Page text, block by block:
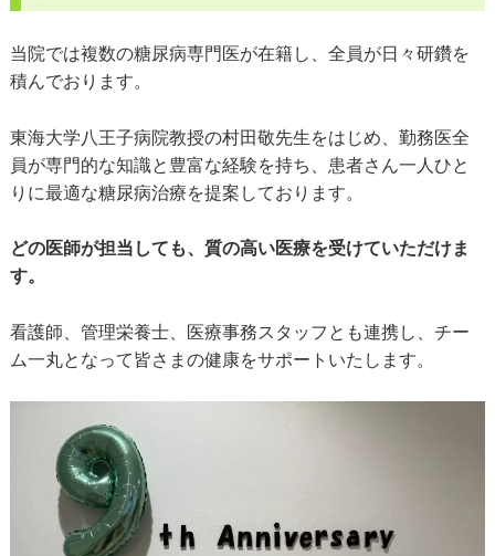
当院では複数の糖尿病専門医が在籍し、全員が日々研鑽を
積んでおります。
東海大学八王子病院教授の村田敬先生をはじめ、勤務医全
員が専門的な知識と豊富な経験を持ち、患者さん一人ひと
りに最適な糖尿病治療を提案しております。
どの医師が担当しても、質の高い医療を受けていただけま
す。
看護師、管理栄養士、医療事務スタッフとも連携し、チー
ム一丸となって皆さまの健康をサポートいたします。